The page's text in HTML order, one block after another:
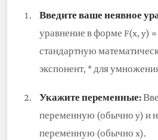
Введите ваше неявное
уравнение в форме F(x, y)
стандартную
экспонент, * для
Укажите переменные:
переменную (обычно y) и
переменную (обычно x).